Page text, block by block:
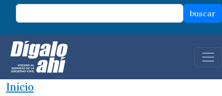
Pasar al contenido principal
buscar
Inicio